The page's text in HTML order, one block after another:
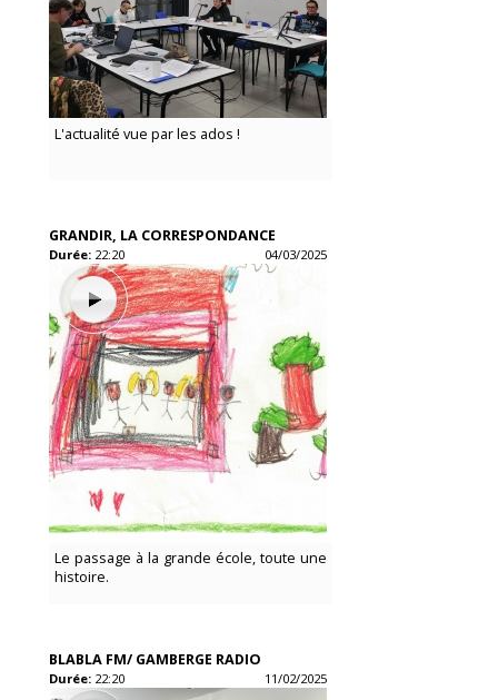
L'actualité vue par les ados !
GRANDIR, LA CORRESPONDANCE
Durée: 22:20 04/03/2025
Le passage à la grande école, toute une
histoire.
BLABLA FM/ GAMBERGE RADIO
Durée: 22:20 11/02/2025